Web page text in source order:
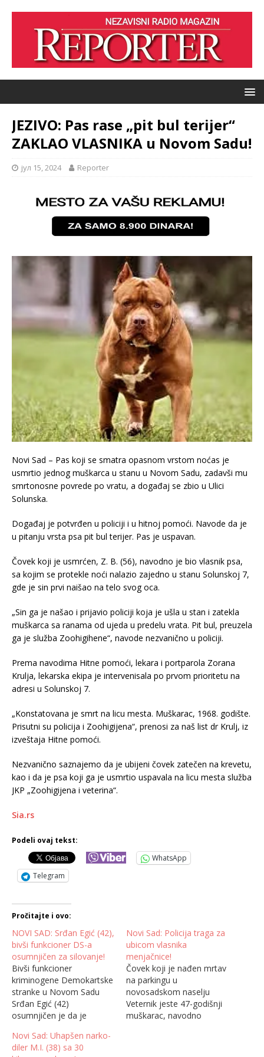
JEZIVO: Pas rase „pit bul terijer“
ZAKLAO VLASNIKA u Novom Sadu!
јул 15, 2024 Reporter
Novi Sad – Pas koji se smatra opasnom vrstom noćas je
usmrtio jednog muškarca u stanu u Novom Sadu, zadavši mu
smrtonosne povrede po vratu, a događaj se zbio u Ulici
Solunska.
Događaj je potvrđen u policiji i u hitnoj pomoći. Navode da je
u pitanju vrsta psa pit bul terijer. Pas je uspavan.
Čovek koji je usmrćen, Z. B. (56), navodno je bio vlasnik psa,
sa kojim se protekle noći nalazio zajedno u stanu Solunskoj 7,
gde je sin prvi naišao na telo svog oca.
„Sin ga je našao i prijavio policiji koja je ušla u stan i zatekla
muškarca sa ranama od ujeda u predelu vrata. Pit bul, preuzela
ga je služba Zoohigihene“, navode nezvanično u policiji.
Prema navodima Hitne pomoći, lekara i portparola Zorana
Krulja, lekarska ekipa je intervenisala po prvom prioritetu na
adresi u Solunskoj 7.
„Konstatovana je smrt na licu mesta. Muškarac, 1968. godište.
Prisutni su policija i Zoohigijena“, prenosi za naš list dr Krulj, iz
izveštaja Hitne pomoći.
Nezvanično saznajemo da je ubijeni čovek zatečen na krevetu,
kao i da je psa koji ga je usmrtio uspavala na licu mesta služba
JKP „Zoohigijena i veterina“.
Sia.rs
Podeli ovaj tekst:
WhatsApp
Telegram
Pročitajte i ovo:
NOVI SAD: Srđan Egić (42),
bivši funkcioner DS-a
osumnjičen za silovanje!
Bivši funkcioner
kriminogene Demokartske
stranke u Novom Sadu
Srđan Egić (42)
osumnjičen je da je
sredu, na 8.mart, koja je
došla u Novi Sad da traži
Novi Sad: Policija traga za
ubicom vlasnika
menjačnice!
Čovek koji je nađen mrtav
na parkingu u
novosadskom naselju
Veternik jeste 47-godišnji
muškarac, navodno
Novi Sad: Uhapšen narko-
diler M.I. (38) sa 30